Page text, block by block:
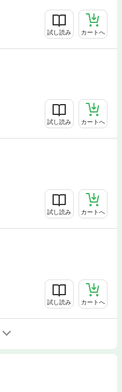
試し読み カートへ
試し読み カートへ
試し読み カートへ
試し読み カートへ